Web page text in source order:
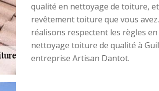
qualité en nettoyage de toiture,
revêtement toiture que vous
réalisons respectent les règles
nettoyage toiture de qualité à
entreprise Artisan Dantot.